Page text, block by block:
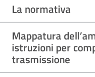
La normativa
Mappatura
istruzioni per
trasmissione